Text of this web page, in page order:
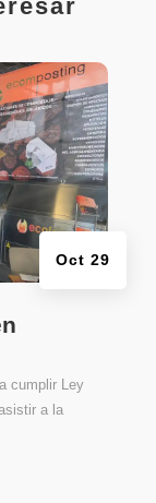
Oct 29
cumplir Ley
a la